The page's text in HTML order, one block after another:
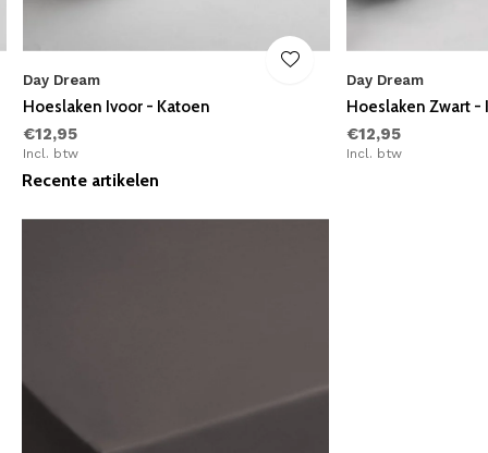
Day Dream
Hoeslaken Ivoor - Katoen
€12,95
Incl. btw
Day Dream
Hoeslaken Zwart -
€12,95
Incl. btw
Recente artikelen